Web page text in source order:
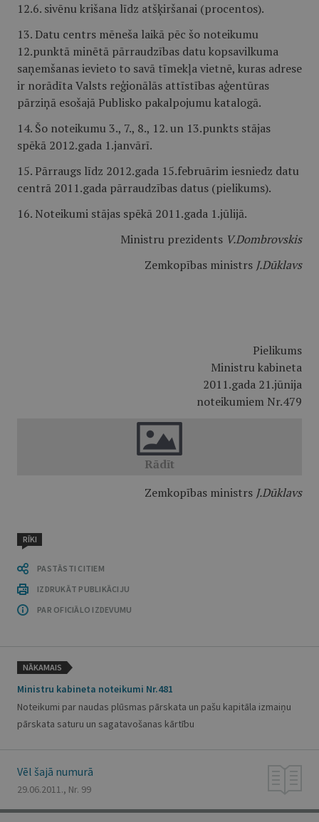
12.6. sivēnu krišana līdz atšķiršanai (procentos).
13. Datu centrs mēneša laikā pēc šo noteikumu
12.punktā minētā pārraudzības datu kopsavilkuma
saņemšanas ievieto to savā tīmekļa vietnē, kuras adrese
ir norādīta Valsts reģionālās attīstības aģentūras
pārziņā esošajā Publisko pakalpojumu katalogā.
14. Šo noteikumu 3., 7., 8., 12. un 13.punkts stājas
spēkā 2012.gada 1.janvārī.
15. Pārraugs līdz 2012.gada 15.februārim iesniedz datu
centrā 2011.gada pārraudzības datus (pielikums).
16. Noteikumi stājas spēkā 2011.gada 1.jūlijā.
Ministru prezidents V.Dombrovskis
Zemkopības ministrs J.Dūklavs
Pielikums
Ministru kabineta
2011.gada 21.jūnija
noteikumiem Nr.479
Zemkopības ministrs J.Dūklavs
RĪKI
PASTĀSTI CITIEM
IZDRUKĀT PUBLIKĀCIJU
PAR OFICIĀLO IZDEVUMU
NĀKAMAIS
Ministru kabineta noteikumi Nr.481
Noteikumi par naudas plūsmas pārskata un pašu kapitāla izmaiņu
pārskata saturu un sagatavošanas kārtību
Vēl šajā numurā
29.06.2011., Nr. 99